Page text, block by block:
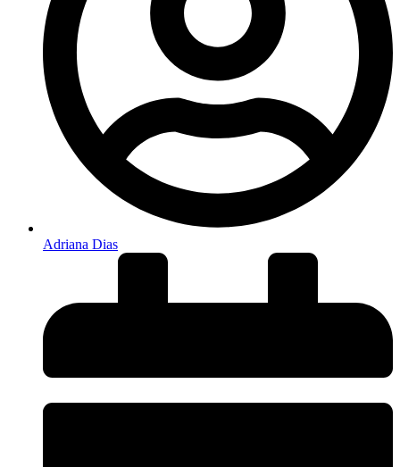
Adriana Dias